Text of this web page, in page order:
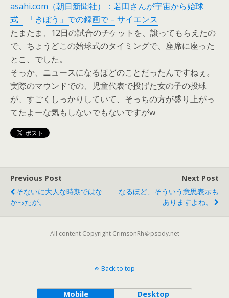
asahi.com（朝日新聞社）：若田さんが宇宙から始球
式 「きぼう」での録画で – サイエンス
たまたま、12日の試合のチケットを、譲ってもらえたの
で、ちょうどこの始球式のタイミングで、座席に座った
とこ、でした。
そっか、ニュースになるほどのことだったんですねぇ。
実際のマウンドでの、児童代表で投げた女の子の投球
が、すごくしっかりしていて、そっちの方が盛り上がっ
てたよーな気もしないでもないですがw
Previous Post
そないに大人な時期ではな
かったが。
Next Post
なるほど、そういう意思表示も
ありますよね。
All content Copyright CrimsonRh＠psody.net
Back to top
Mobile Desktop